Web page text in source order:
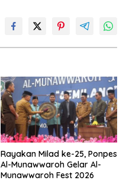
Rayakan Milad ke-25, Ponpes
Al-Munawwaroh Gelar Al-
Munawwaroh Fest 2026